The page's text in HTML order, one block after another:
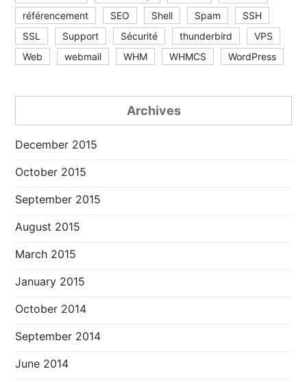
référencement
SEO Shell Spam
SSH
SSL
Support Sécurité thunderbird
VPS
Web
webmail WHM WHMCS WordPress
Archives
December 2015
October 2015
September 2015
August 2015
March 2015
January 2015
October 2014
September 2014
June 2014